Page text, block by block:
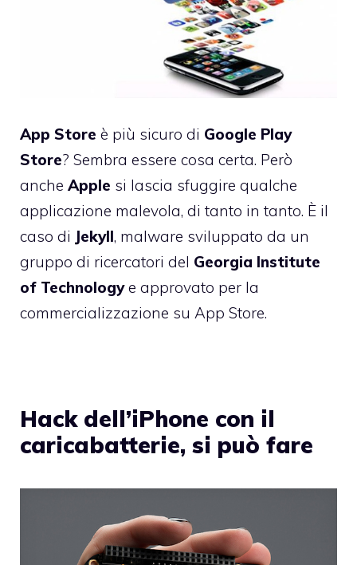
App Store è più sicuro di Google Play
Store? Sembra essere cosa certa. Però
anche Apple si lascia sfuggire qualche
applicazione malevola, di tanto in tanto. È il
caso di Jekyll, malware sviluppato da un
gruppo di ricercatori del Georgia Institute
of Technologye approvato per la
commercializzazione su App Store.
Hack dell’iPhone con il
caricabatterie, si può fare